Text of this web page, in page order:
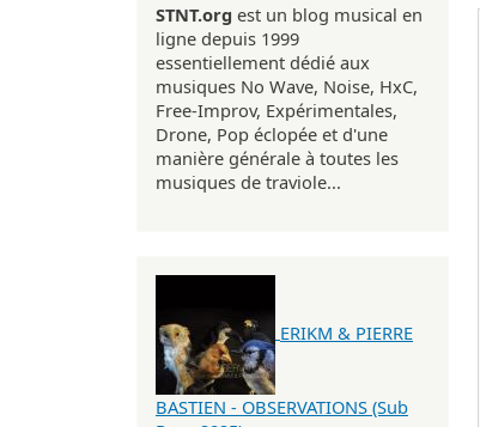
STNT.org est un blog musical en
ligne depuis 1999
essentiellement dédié aux
musiques No Wave, Noise, HxC,
Free-Improv, Expérimentales,
Drone, Pop éclopée et d'une
manière générale à toutes les
musiques de traviole...
ERIKM & PIERRE
BASTIEN - OBSERVATIONS (Sub